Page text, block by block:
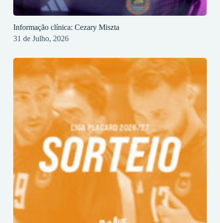
Informação clínica: Cezary Miszta
31 de Julho, 2026